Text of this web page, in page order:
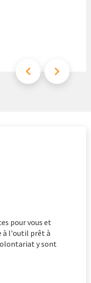
pour vous et
à l'outil prêt à
y sont